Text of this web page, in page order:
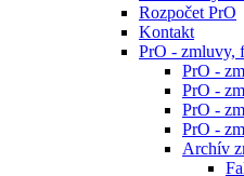
Rozpočet PrO
Kontakt
PrO - zmluvy,
PrO -
PrO -
PrO -
PrO -
Archív